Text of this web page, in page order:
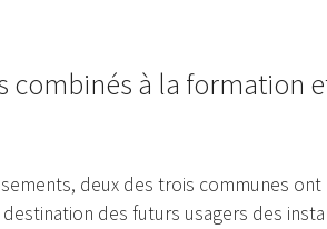
combinés à la formation
deux des trois communes
des futurs usagers des